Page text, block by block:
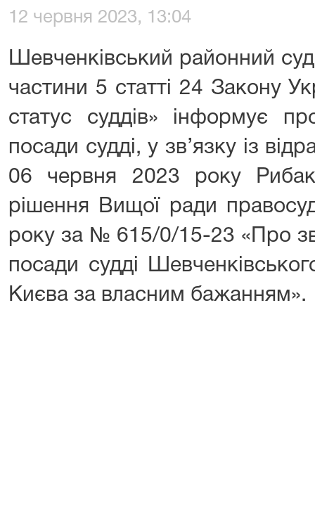
12 червня 2023, 13:04
Шевченківський районний
частини 5 статті 24 Закону
статус суддів» інформує
посади судді, у зв’язку із
06 червня 2023 року
рішення Вищої ради
року за № 615/0/15-23 «Про
посади судді
Києва за власним бажанням».